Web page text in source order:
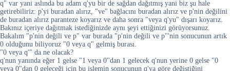
q" var yani aslında bu adam q'yu bir de sağdan dağıtmış yani biz şu hale
getirebiliriz: p'yi buradan alırız, "ve" bağlacını buradan alırız ve p'nin değilini
de buradan alırız paranteze koyarız ve daha sonra "veya q'yu" dışarı koyarız.
Bakınız içeriye dağıtmak istediğinizde aynı şeyi ettiğinizi görüyorsunuz.
Bakalım "p'nin değili ve p" var burada "p'nin değili ve p"'nin sonucunun artık
0 olduğunu biliyoruz "0 veya q" gelmiş burası.
"0 veya q'" da ne olacak?
q'nun yanında eğer 1 gelse "1 veya 0"dan 1 gelecek q'nun yerine 0 gelse "0
veya 0"dan 0 geleceği için bu işlemin sonucunun q'ya göre değiştiğini